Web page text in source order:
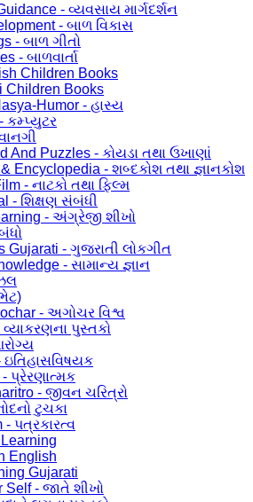
- વ્યવસાય માર્ગદર્શન
- બાળ વિકાસ
- બાળ ગીતો
- બાળવાર્તા
Children Books
Children Books
Humor - હાસ્ય
કમ્પ્યુટર
And Puzzles - કોયડા તથા ઉખાણાં
Encyclopedia - શબ્દકોશ તથા જ્ઞાનકોશ
- નાટકો તથા ફિલ્મ
- શિક્ષણ સંબંધી
- અંગ્રેજી શીખો
Gujarati - ગુજરાતી લોકગીત
- સામાન્ય જ્ઞાન
- અગોચર વિશ્વ
વ્યાકરણના પુસ્તકો
ઇતિહાસવિષયક
- પ્રેરણાત્મક
- જીવન ચરિત્રો
ટુચકા
- પત્રકારત્વ
English
Gujarati
Self - જાતે શીખો